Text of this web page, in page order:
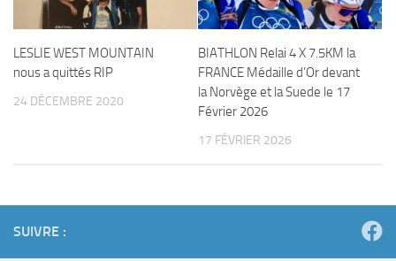
LESLIE WEST MOUNTAIN
nous a quittés RIP
24 DÉCEMBRE 2020
BIATHLON Relai 4 X 7.5KM la
FRANCE Médaille d’Or devant
la Norvège et la Suede le 17
Février 2026
17 FÉVRIER 2026
SUIVRE :